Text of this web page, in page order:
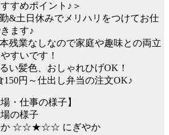
すすめポイント♪＞
&土日休みでメリハリをつけてお仕
ます♪
残業なしなので家庭や趣味との両立
すいです！
い髪色、おしゃれひげOK！
150円～仕出し弁当の注文OK♪
場・仕事の様子】
場の様子
☆☆★☆☆ にぎやか